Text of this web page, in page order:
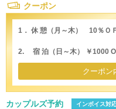
クーポン
1． 休 憩（月～木） 10％Ｏ
2. 宿 泊（日～木） ￥1000
クーポン
カップルズ予約 インボイス対